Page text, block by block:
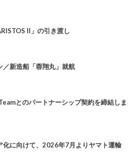
II」の引き渡し
／新造船「蓉翔丸」就航
とのパートナーシップ契約を締結しま
化に向けて、2026年7月よりヤマト運輸